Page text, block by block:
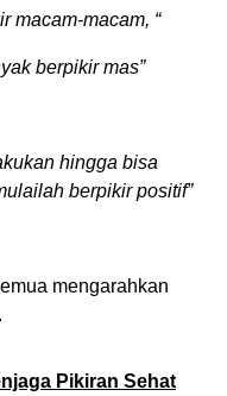
macam-macam, “
berpikir mas”
hingga bisa
berpikir positif”
mengarahkan
Pikiran Sehat